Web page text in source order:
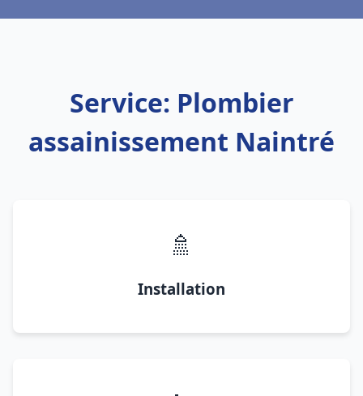
Service: Plombier
assainissement Naintré
🚿
Installation